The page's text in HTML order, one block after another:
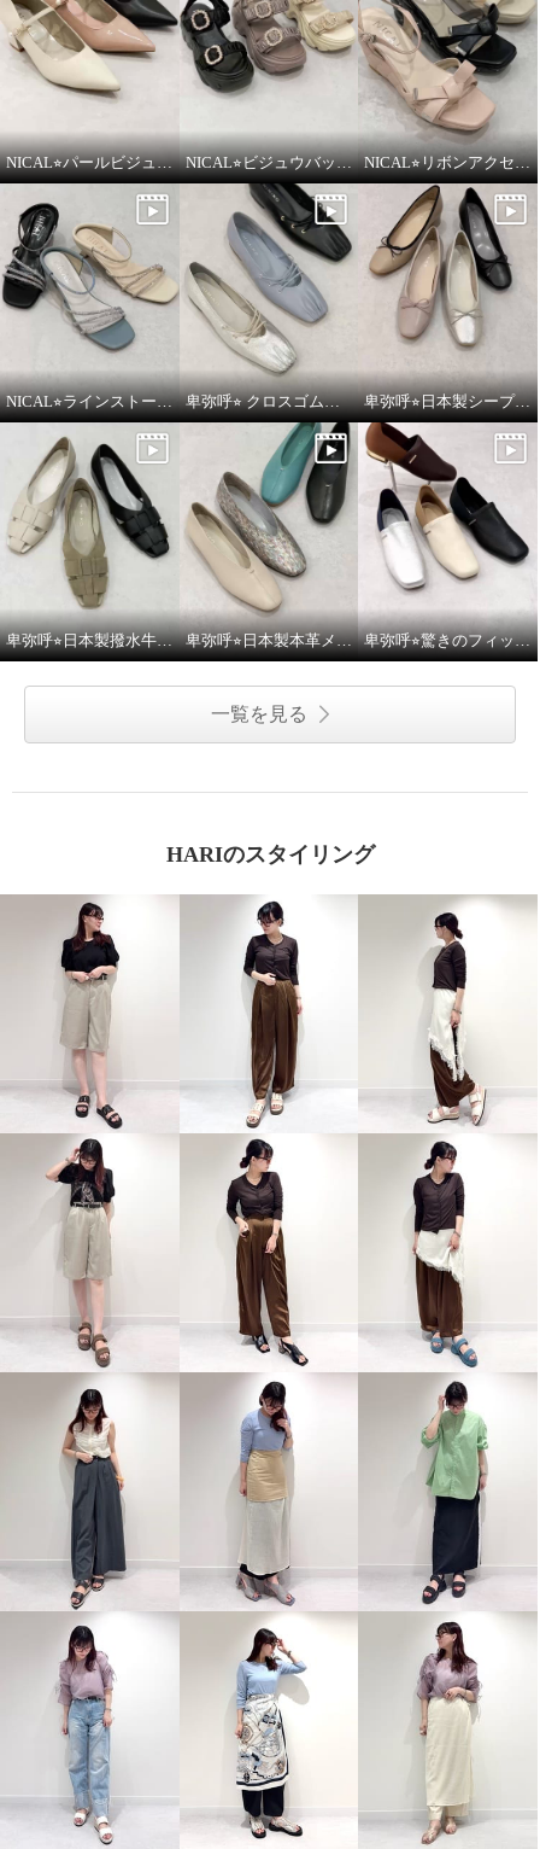
卑弥呼 ソフトメッシュサンダル
ゴールド ２４．５ｃｍ
¥0
卑弥呼 ソフトメッシュサンダル
ブラック ２４．５ｃｍ
¥0
NICAL⭐︎パールビジュウアクセントメリージェーンパンプスをご紹介いたします。 NICAL⭐︎ビジュウバックル×サテンベルトボリュームをご紹介いたします。 NICAL⭐︎リボンアクセントキルティングサンダルをご紹介いたします。
NICAL⭐︎ラインストーンナローストラップミュールをご紹介いたします。 卑弥呼⭐︎ クロスゴムフラットパンプスをご紹介いたします。 卑弥呼⭐︎日本製シープレザー4cmヒールバレエパンプスをご紹介いたします。
卑弥呼⭐︎日本製撥水牛革グルカパンプスをご紹介いたします。 卑弥呼⭐︎日本製本革メタルポイントフラットパンプスをご紹介いたします。 卑弥呼⭐︎驚きのフィット感シープストレッチレザースッと履けるパンプスをご紹介いたします。
一覧を見る
HARIのスタイリング